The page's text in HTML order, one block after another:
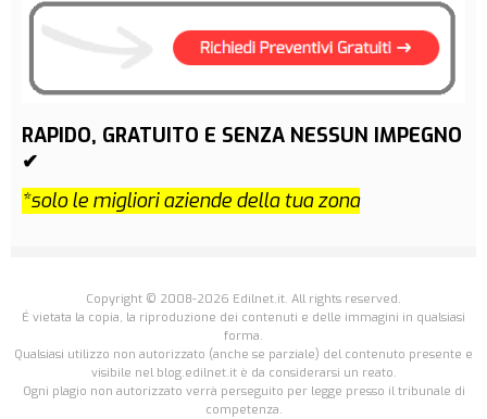
RAPIDO, GRATUITO E SENZA NESSUN IMPEGNO
✔
*solo le migliori aziende della tua zona
Copyright © 2008-2026 Edilnet.it. All rights reserved.
É vietata la copia, la riproduzione dei contenuti e delle immagini in qualsiasi
forma.
Qualsiasi utilizzo non autorizzato (anche se parziale) del contenuto presente e
visibile nel blog.edilnet.it è da considerarsi un reato.
Ogni plagio non autorizzato verrà perseguito per legge presso il tribunale di
competenza.